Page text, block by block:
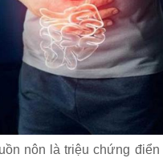
nôn là triệu chứng điển